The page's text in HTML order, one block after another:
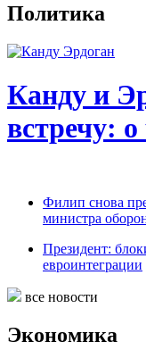
Политика
Канду и
встречу:
Филип снова
министра
Президент:
евроинтеграции
все новости
Экономика